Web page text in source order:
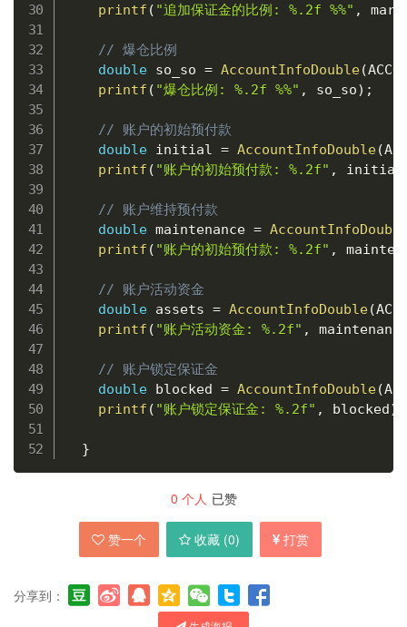
printf ( "追加保证金的比例: %.2f %%" ,
// 爆仓比例
double so_so = AccountInfoDouble(
printf ( "爆仓比例: %.2f %%" , so_so) ;
// 账户的初始预付款
double initial = AccountInfoDouble(
printf ( "账户的初始预付款: %.2f" , initial
// 账户维持预付款
double maintenance =
printf ( "账户的初始预付款: %.2f" ,
// 账户活动资金
double assets = AccountInfoDouble(
printf ( "账户活动资金: %.2f" ,
// 账户锁定保证金
double blocked = AccountInfoDouble(
printf ( "账户锁定保证金: %.2f" , blocked)
}
0 个人 已赞
赞一个 收藏 (0) 打赏
分享到：